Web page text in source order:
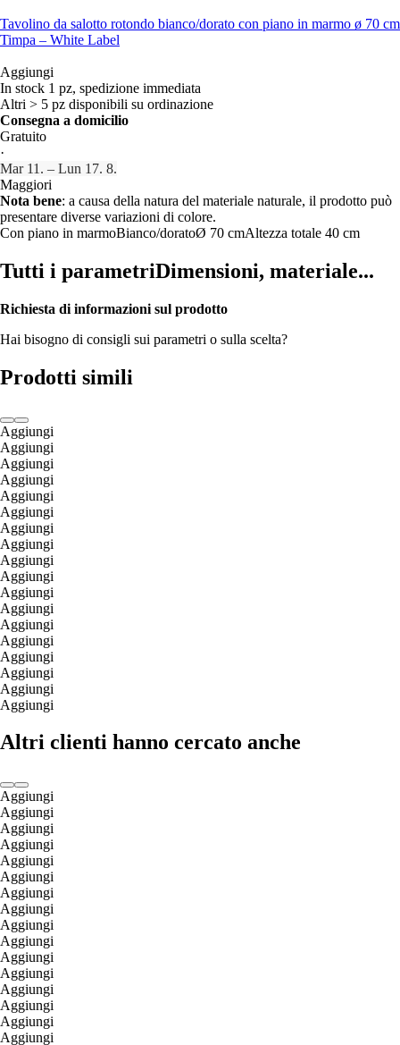
Tavolino da salotto rotondo bianco/dorato con piano in marmo ø 70 cm
Timpa – White Label
Aggiungi
In stock 1 pz, spedizione immediata
Altri > 5 pz disponibili su ordinazione
Consegna a domicilio
Gratuito
·
Mar 11. – Lun 17. 8.
Maggiori
Nota bene: a causa della natura del materiale naturale, il prodotto può
presentare diverse variazioni di colore.
Con piano in marmoBianco/doratoØ 70 cmAltezza totale 40 cm
Tutti i parametriDimensioni, materiale...
Richiesta di informazioni sul prodotto
Hai bisogno di consigli sui parametri o sulla scelta?
Prodotti simili
Aggiungi
Aggiungi
Aggiungi
Aggiungi
Aggiungi
Aggiungi
Aggiungi
Aggiungi
Aggiungi
Aggiungi
Aggiungi
Aggiungi
Aggiungi
Aggiungi
Aggiungi
Aggiungi
Aggiungi
Aggiungi
Altri clienti hanno cercato anche
Aggiungi
Aggiungi
Aggiungi
Aggiungi
Aggiungi
Aggiungi
Aggiungi
Aggiungi
Aggiungi
Aggiungi
Aggiungi
Aggiungi
Aggiungi
Aggiungi
Aggiungi
Aggiungi